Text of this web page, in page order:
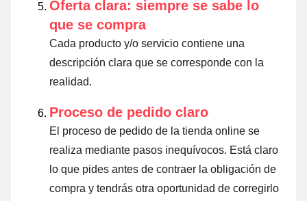
Oferta clara: siempre se sabe lo
que se compra
Cada producto y/o servicio contiene una
descripción clara que se corresponde con la
realidad.
Proceso de pedido claro
El proceso de pedido de la tienda online se
realiza mediante pasos inequívocos. Está claro
lo que pides antes de contraer la obligación de
compra y tendrás otra oportunidad de corregirlo